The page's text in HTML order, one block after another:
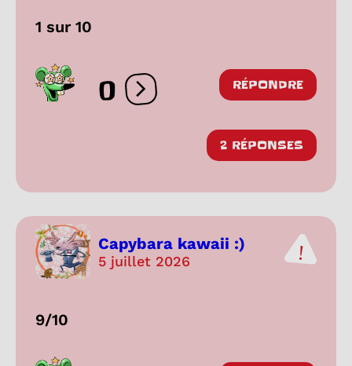
1 sur 10
0 Ouvrir les réactions
RÉPONDRE
2 RÉPONSES
Capybara kawaii :)
5 juillet 2026
9/10